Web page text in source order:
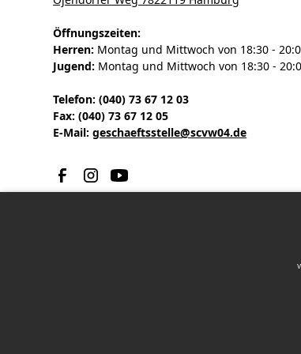
Öffnungszeiten:
Herren: Montag und Mittwoch von 18:30 -
Jugend: Montag und Mittwoch von 18:30 -
Telefon: (040) 73 67 12 03
Fax: (040) 73 67 12 05
E-Mail:geschaeftsstelle@scvw04.de